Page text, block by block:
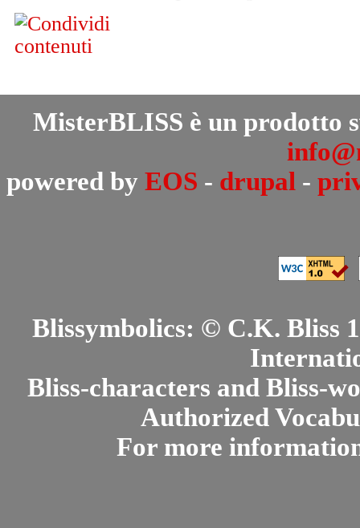
MisterBLISS è un prodotto
powered by EOS - drupal -
Blissymbolics: © C.K. Bliss
Bliss-characters and Bliss-
Authorized
For more